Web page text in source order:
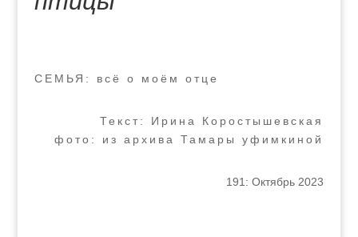
СЕМЬЯ: всё о моём отце
Текст: Ирина Коростышевская
фото: из архива Тамары уфимкиной
191: Октябрь 2023